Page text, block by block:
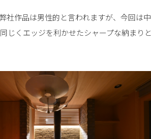
社作品は男性的と言われますが、今回は中
じくエッジを利かせたシャープな納まりと